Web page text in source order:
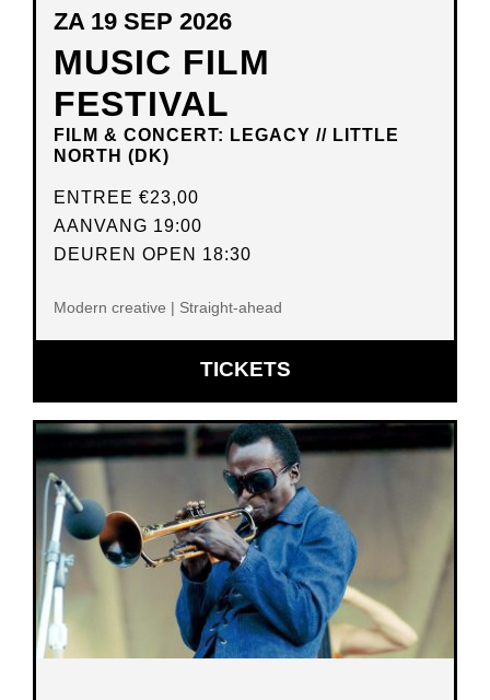
MUSIC FILM
FESTIVAL
FILM & CONCERT: LEGACY // LITTLE
NORTH (DK)
ZA 19 SEP 2026
ENTREE €23,00
AANVANG 19:00
DEUREN OPEN 18:30
Modern creative | Straight-ahead
TICKETSOPENT
IN
NIEUW
VENSTER